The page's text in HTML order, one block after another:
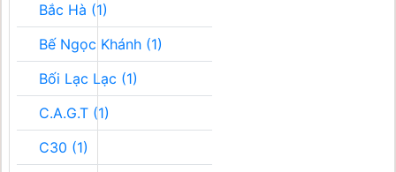
Bắc Hà (1)
Bế Ngọc Khánh (1)
Bối Lạc Lạc (1)
C.A.G.T (1)
C30 (1)